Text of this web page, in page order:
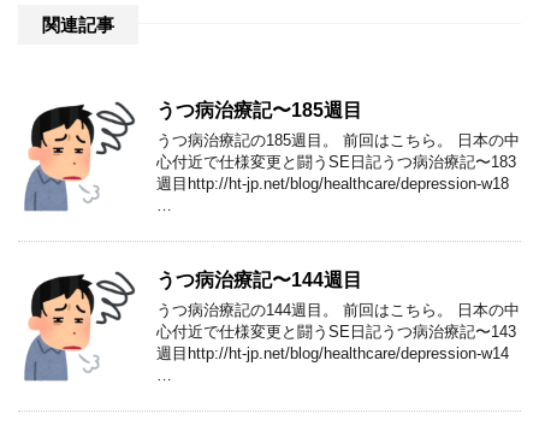
関連記事
うつ病治療記〜185週目
うつ病治療記の185週目。 前回はこちら。 日本の中
心付近で仕様変更と闘うSE日記うつ病治療記〜183
週目http://ht-jp.net/blog/healthcare/depression-w18
うつ病治療記〜144週目
うつ病治療記の144週目。 前回はこちら。 日本の中
心付近で仕様変更と闘うSE日記うつ病治療記〜143
週目http://ht-jp.net/blog/healthcare/depression-w14